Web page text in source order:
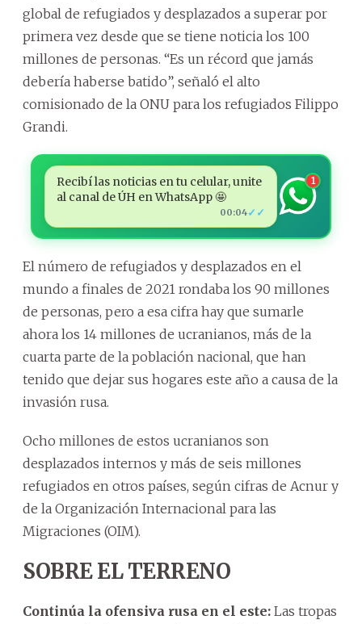
global de refugiados y desplazados a superar por
primera vez desde que se tiene noticia los 100
millones de personas. “Es un récord que jamás
debería haberse batido”, señaló el alto
comisionado de la ONU para los refugiados Filippo
Grandi.
Recibí las noticias en tu celular, unite
al canal de ÚH en WhatsApp 🤩
00:04✓✓
1
El número de refugiados y desplazados en el
mundo a finales de 2021 rondaba los 90 millones
de personas, pero a esa cifra hay que sumarle
ahora los 14 millones de ucranianos, más de la
cuarta parte de la población nacional, que han
tenido que dejar sus hogares este año a causa de la
invasión rusa.
Ocho millones de estos ucranianos son
desplazados internos y más de seis millones
refugiados en otros países, según cifras de Acnur y
de la Organización Internacional para las
Migraciones (OIM).
SOBRE EL TERRENO
Continúa la ofensiva rusa en el este: Las tropas